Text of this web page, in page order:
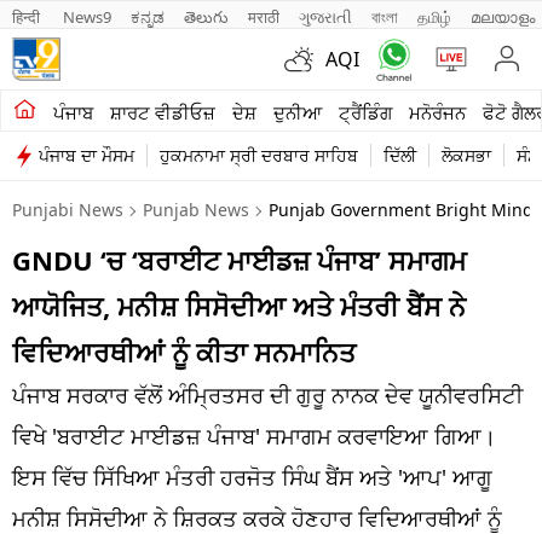
हिन्दी News9 ಕನ್ನಡ తెలుగు मराठी ગુજરાતી বাংলা தமிழ் മലയാളം
AQI
ਪੰਜਾਬ ਸ਼ਾਰਟ ਵੀਡੀਓਜ਼ ਦੇਸ਼ ਦੁਨੀਆ ਟ੍ਰੈਂਡਿੰਗ ਮਨੋਰੰਜਨ ਫੋਟੋ
ਪੰਜਾਬ ਦਾ ਮੌਸਮ ਹੁਕਮਨਾਮਾ ਸ੍ਰੀ ਦਰਬਾਰ ਸਾਹਿਬ ਦਿੱਲੀ ਲੋਕਸਭਾ
ਖੇਤੀਬਾੜੀ
ਸ਼ਾਰਟ ਵੀਡੀਓਜ਼
ਕਾਰੋਬਾਰ
ਕਰਿਅਰ
ਦੇਸ਼
ਲਾਈਫ ਸਟਾਈਲ
ਪੰਜਾਬ
Punjabi News Punjab News Punjab Government Bright
GNDU ‘ਚ ‘ਬਰਾਈਟ ਮਾਈਡਜ਼ ਪੰਜਾਬ’ ਸਮਾਗਮ
ਆਯੋਜਿਤ, ਮਨੀਸ਼ ਸਿਸੋਦੀਆ ਅਤੇ ਮੰਤਰੀ ਬੈਂਸ ਨੇ
ਵਿਦਿਆਰਥੀਆਂ ਨੂੰ ਕੀਤਾ ਸਨਮਾਨਿਤ
ਪੰਜਾਬ ਸਰਕਾਰ ਵੱਲੋਂ ਅੰਮ੍ਰਿਤਸਰ ਦੀ ਗੁਰੂ ਨਾਨਕ ਦੇਵ ਯੂਨੀਵਰਸਿਟੀ
ਵਿਖੇ 'ਬਰਾਈਟ ਮਾਈਡਜ਼ ਪੰਜਾਬ' ਸਮਾਗਮ ਕਰਵਾਇਆ ਗਿਆ।
ਇਸ ਵਿੱਚ ਸਿੱਖਿਆ ਮੰਤਰੀ ਹਰਜੋਤ ਸਿੰਘ ਬੈਂਸ ਅਤੇ 'ਆਪ' ਆਗੂ
ਮਨੀਸ਼ ਸਿਸੋਦੀਆ ਨੇ ਸ਼ਿਰਕਤ ਕਰਕੇ ਹੋਣਹਾਰ ਵਿਦਿਆਰਥੀਆਂ ਨੂੰ